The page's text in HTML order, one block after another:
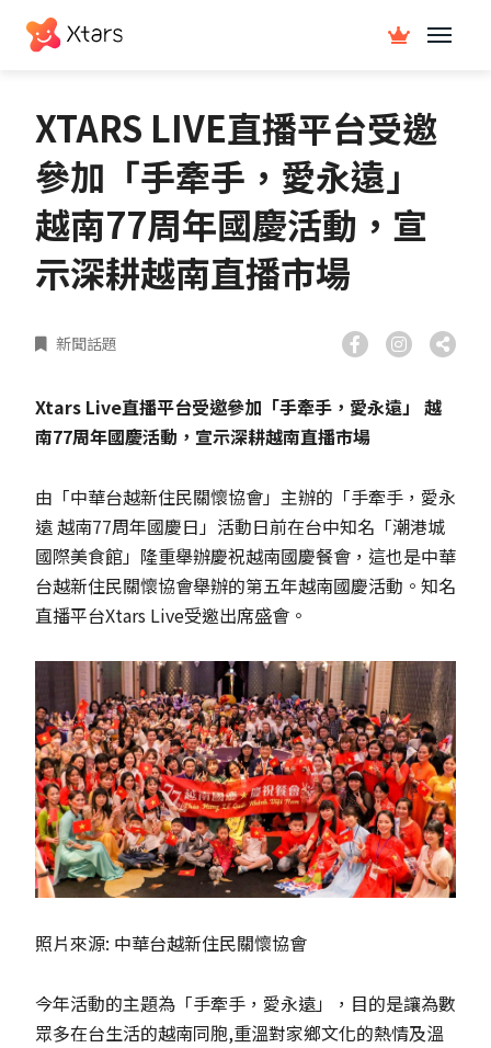
XTARS LIVE直播平台受邀
參加「手牽手，愛永遠」
越南77周年國慶活動，宣
示深耕越南直播市場
新聞話題
Xtars Live直播平台受邀參加「手牽手，愛永遠」 越
南77周年國慶活動，宣示深耕越南直播市場
由「中華台越新住民關懷協會」主辦的「手牽手，愛永
遠 越南77周年國慶日」活動日前在台中知名「潮港城
國際美食館」隆重舉辦慶祝越南國慶餐會，這也是中華
台越新住民關懷協會舉辦的第五年越南國慶活動。知名
直播平台Xtars Live受邀出席盛會。
照片來源: 中華台越新住民關懷協會
今年活動的主題為「手牽手，愛永遠」，目的是讓為數
眾多在台生活的越南同胞,重溫對家鄉文化的熱情及溫